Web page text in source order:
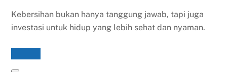
Kebersihan bukan hanya tanggung jawab, tapi juga
investasi untuk hidup yang lebih sehat dan nyaman.